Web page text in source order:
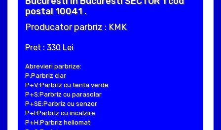
postal 10041 .
Producator parbriz : KMK
Pret : 330 Lei
Abrevieri parbrize:
P:Parbriz clar
P+V:Parbriz cu tenta verde
P+S:Parbriz cu parasolar
P+SE:Parbriz cu senzor
P+I:Parbriz cu incalzire
P+H:Parbriz heliomat